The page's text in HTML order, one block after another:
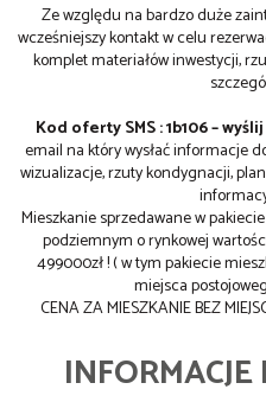
Ze względu na bardzo duże
wcześniejszy kontakt w celu
komplet materiałów inwestycji,
Kod oferty SMS : 1b106 –
email na który wysłać informacje
wizualizacje, rzuty kondygnacji,
Mieszkanie sprzedawane w
podziemnym o rynkowej
499000zł ! ( w tym pakiecie
miejsca
CENA ZA MIESZKANIE BEZ